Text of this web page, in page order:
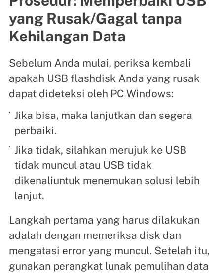
yang Rusak/Gagal tanpa
Kehilangan Data
Sebelum Anda mulai, periksa kembali
apakah USB flashdisk Anda yang rusak
dapat dideteksi oleh PC Windows:
Jika bisa, maka lanjutkan dan segera
perbaiki.
Jika tidak, silahkan merujuk ke USB
tidak muncul atau USB tidak
dikenaliuntuk menemukan solusi lebih
lanjut.
Langkah pertama yang harus dilakukan
adalah dengan memeriksa disk dan
mengatasi error yang muncul. Setelah itu,
gunakan perangkat lunak pemulihan data